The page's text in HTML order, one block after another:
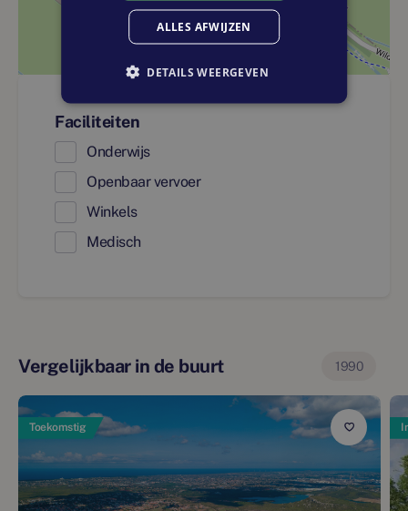
Faciliteiten
Onderwijs
Openbaar vervoer
Winkels
Medisch
Vergelijkbaar in de buurt 1990
Toekomstig
ALLES AFWIJZEN
DETAILS WEERGEVEN